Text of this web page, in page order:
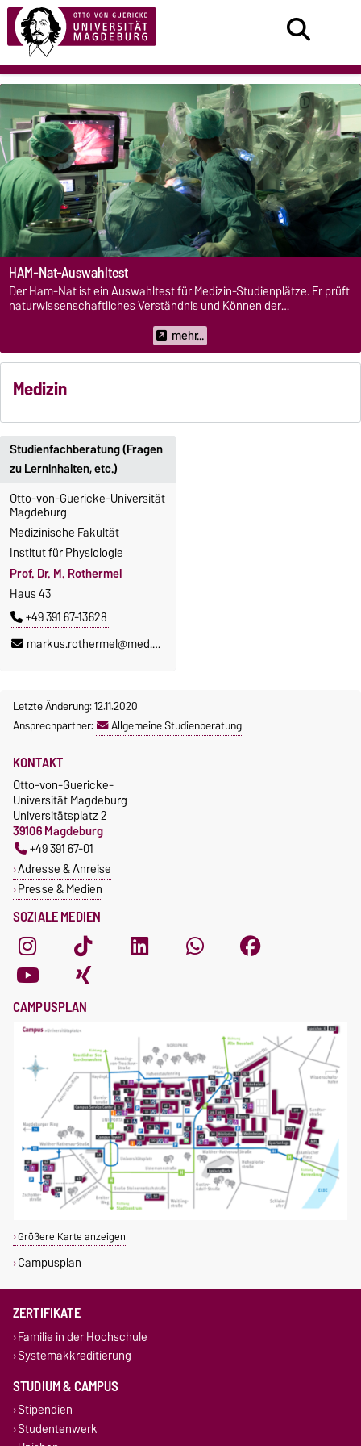
HAM-Nat-Auswahltest
Der Ham-Nat ist ein Auswahltest für Medizin-Studienplätze. Er prüft
naturwissenschaftliches Verständnis und Können der
Bewerberinnen und Bewerber. Mehr Infos dazu finden Sie auf den
mehr...
Medizin
Studienfachberatung (Fragen
zu Lerninhalten, etc.)
Otto-von-Guericke-Universität
Magdeburg
Medizinische Fakultät
Institut für Physiologie
Prof. Dr. M. Rothermel
Haus 43
+49 391 67-13628
markus.rothermel@med.ovgu.de
Letzte Änderung: 12.11.2020
Ansprechpartner:
Allgemeine Studienberatung
SOZIALE MEDIEN
KONTAKT
Otto-von-Guericke-
Universität Magdeburg
Universitätsplatz 2
39106 Magdeburg
+49 391 67-01
Adresse & Anreise
Presse & Medien
CAMPUSPLAN
Größere Karte anzeigen
Campusplan
ZERTIFIKATE
Familie in der Hochschule
Systemakkreditierung
STUDIUM & CAMPUS
Stipendien
Studentenwerk